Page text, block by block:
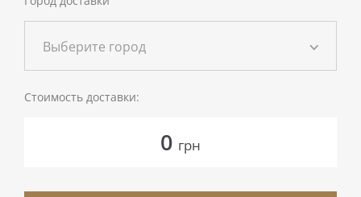
Выберите город
Стоимость доставки:
0 грн